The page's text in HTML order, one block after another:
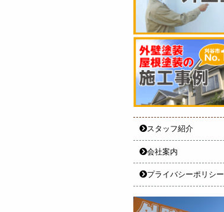
スタッフ紹介
会社案内
プライバシーポリシー